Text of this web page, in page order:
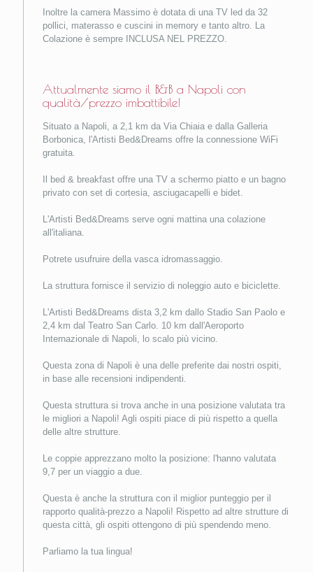
Inoltre la camera Massimo è dotata di una TV led da 32
pollici, materasso e cuscini in memory e tanto altro. La
Colazione è sempre INCLUSA NEL PREZZO.
Attualmente siamo il B&B a Napoli con
qualità/prezzo imbattibile!
Situato a Napoli, a 2,1 km da Via Chiaia e dalla Galleria
Borbonica, l'Artisti Bed&Dreams offre la connessione WiFi
gratuita.
Il bed & breakfast offre una TV a schermo piatto e un bagno
privato con set di cortesia, asciugacapelli e bidet.
L'Artisti Bed&Dreams serve ogni mattina una colazione
all'italiana.
Potrete usufruire della vasca idromassaggio.
La struttura fornisce il servizio di noleggio auto e biciclette.
L'Artisti Bed&Dreams dista 3,2 km dallo Stadio San Paolo e
2,4 km dal Teatro San Carlo. 10 km dall'Aeroporto
Internazionale di Napoli, lo scalo più vicino.
Questa zona di Napoli è una delle preferite dai nostri ospiti,
in base alle recensioni indipendenti.
Questa struttura si trova anche in una posizione valutata tra
le migliori a Napoli! Agli ospiti piace di più rispetto a quella
delle altre strutture.
Le coppie apprezzano molto la posizione: l'hanno valutata
9,7 per un viaggio a due.
Questa è anche la struttura con il miglior punteggio per il
rapporto qualità-prezzo a Napoli! Rispetto ad altre strutture di
questa città, gli ospiti ottengono di più spendendo meno.
Parliamo la tua lingua!